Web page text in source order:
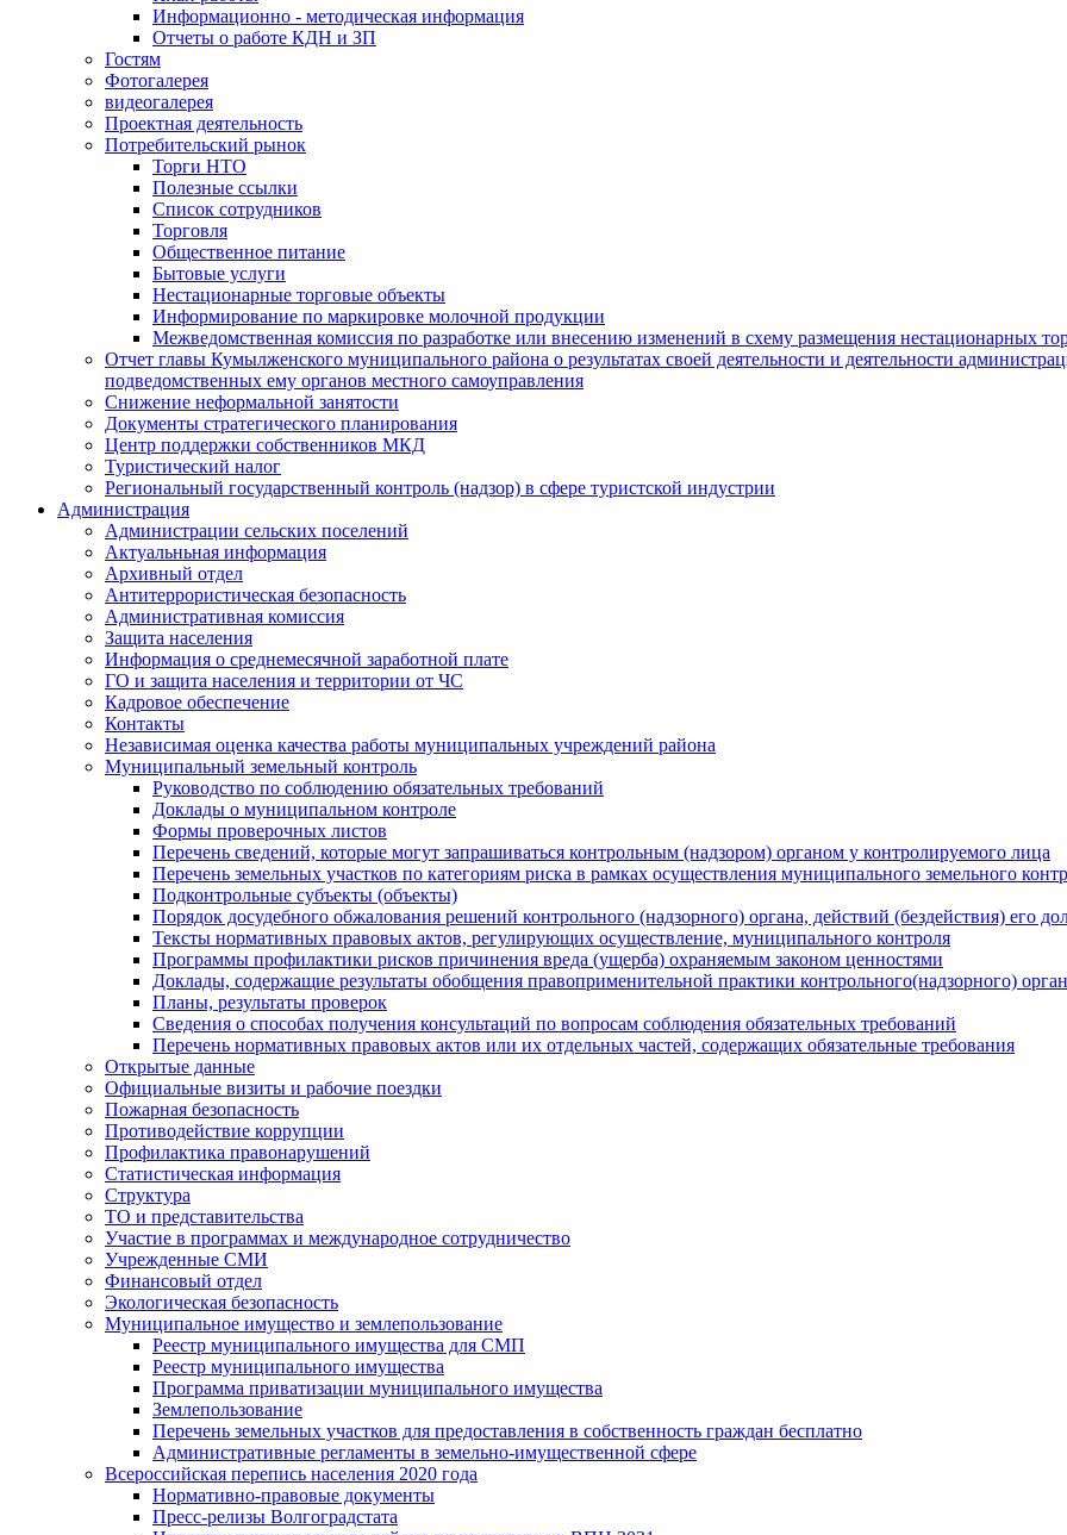
Информационно - методическая информация
Отчеты о работе КДН и ЗП
Гостям
Фотогалерея
видеогалерея
Проектная деятельность
Потребительский рынок
Торги НТО
Полезные ссылки
Список сотрудников
Торговля
Общественное питание
Бытовые услуги
Нестационарные торговые объекты
Информирование по маркировке молочной продукции
Межведомственная комиссия по разработке или внесению изменений в схему размещения нестационарных
Отчет главы Кумылженского муниципального района о результатах своей деятельности и деятельности
подведомственных ему органов местного самоуправления
Снижение неформальной занятости
Документы стратегического планирования
Центр поддержки собственников МКД
Туристический налог
Региональный государственный контроль (надзор) в сфере туристской индустрии
Администрация
Администрации сельских поселений
Актуальньная информация
Архивный отдел
Антитеррористическая безопасность
Административная комиссия
Защита населения
Информация о среднемесячной заработной плате
ГО и защита населения и территории от ЧС
Кадровое обеспечение
Контакты
Независимая оценка качества работы муниципальных учреждений района
Муниципальный земельный контроль
Руководство по соблюдению обязательных требований
Доклады о муниципальном контроле
Формы проверочных листов
Перечень сведений, которые могут запрашиваться контрольным (надзором) органом у контролируемого лица
Перечень земельных участков по категориям риска в рамках осуществления муниципального земельного
Подконтрольные субъекты (объекты)
Порядок досудебного обжалования решений контрольного (надзорного) органа, действий (бездействия) его
Тексты нормативных правовых актов, регулирующих осуществление, муниципального контроля
Программы профилактики рисков причинения вреда (ущерба) охраняемым законом ценностями
Доклады, содержащие результаты обобщения правоприменительной практики контрольного(надзорного)
Планы, результаты проверок
Сведения о способах получения консультаций по вопросам соблюдения обязательных требований
Перечень нормативных правовых актов или их отдельных частей, содержащих обязательные требования
Открытые данные
Официальные визиты и рабочие поездки
Пожарная безопасность
Противодействие коррупции
Профилактика правонарушений
Статистическая информация
Структура
ТО и представительства
Участие в программах и международное сотрудничество
Учрежденные СМИ
Финансовый отдел
Экологическая безопасность
Муниципальное имущество и землепользование
Реестр муниципального имущества для СМП
Реестр муниципального имущества
Программа приватизации муниципального имущества
Землепользование
Перечень земельных участков для предоставления в собственность граждан бесплатно
Административные регламенты в земельно-имущественной сфере
Всероссийская перепись населения 2020 года
Нормативно-правовые документы
Пресс-релизы Волгоградстата